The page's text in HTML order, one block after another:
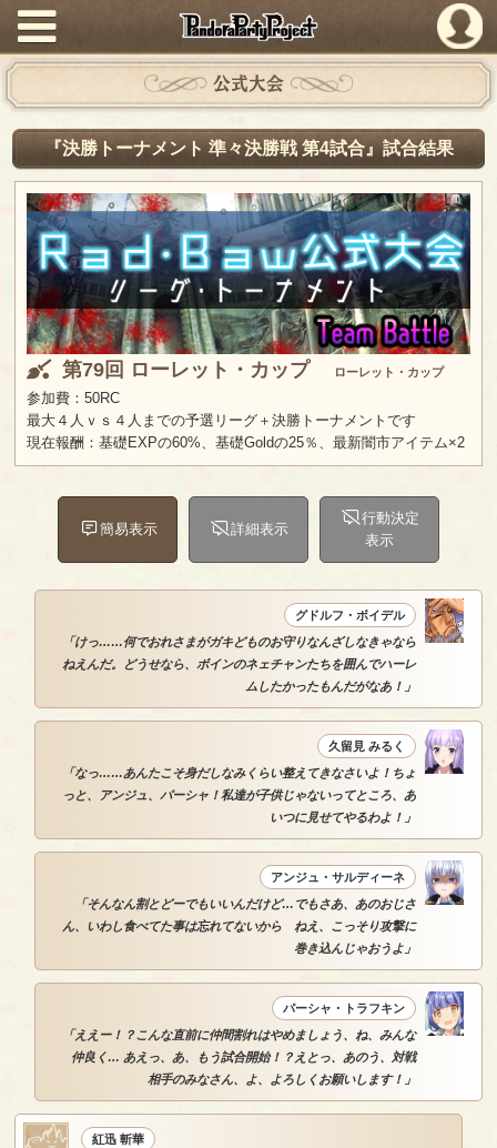
PandoraPartyProject
公式大会
『決勝トーナメント 準々決勝戦 第4試合』試合結果
第79回 ローレット・カップ ローレット・カップ
参加費：50RC
最大４人ｖｓ４人までの予選リーグ＋決勝トーナメントです
現在報酬：基礎EXPの60%、基礎Goldの25％、最新闇市アイテム×2
簡易表示 詳細表示
行動決定
表示
グドルフ・ボイデル
「けっ……何でおれさまがガキどものお守りなんざしなきゃなら
ねえんだ。どうせなら、ボインのネェチャンたちを囲んでハーレ
ムしたかったもんだがなあ！」
久留見 みるく
「なっ……あんたこそ身だしなみくらい整えてきなさいよ！ちょ
っと、アンジュ、パーシャ！私達が子供じゃないってところ、あ
いつに見せてやるわよ！」
アンジュ・サルディーネ
「そんなん割とどーでもいいんだけど…でもさあ、あのおじさ
ん、いわし食べてた事は忘れてないから ねえ、こっそり攻撃に
巻き込んじゃおうよ」
パーシャ・トラフキン
「ええー！？こんな直前に仲間割れはやめましょう、ね、みんな
仲良く… あえっ、あ、もう試合開始！？えとっ、あのう、対戦
相手のみなさん、よ、よろしくお願いします！」
紅迅 斬華